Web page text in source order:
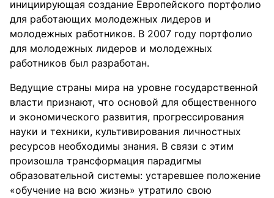
инициирующая создание Европейского портфолио
для работающих молодежных лидеров и
молодежных работников. В 2007 году портфолио
для молодежных лидеров и молодежных
работников был разработан.
Ведущие страны мира на уровне государственной
власти признают, что основой для общественного
и экономического развития, прогрессирования
науки и техники, культивирования личностных
ресурсов необходимы знания. В связи с этим
произошла трансформация парадигмы
образовательной системы: устаревшее положение
«обучение на всю жизнь» утратило свою